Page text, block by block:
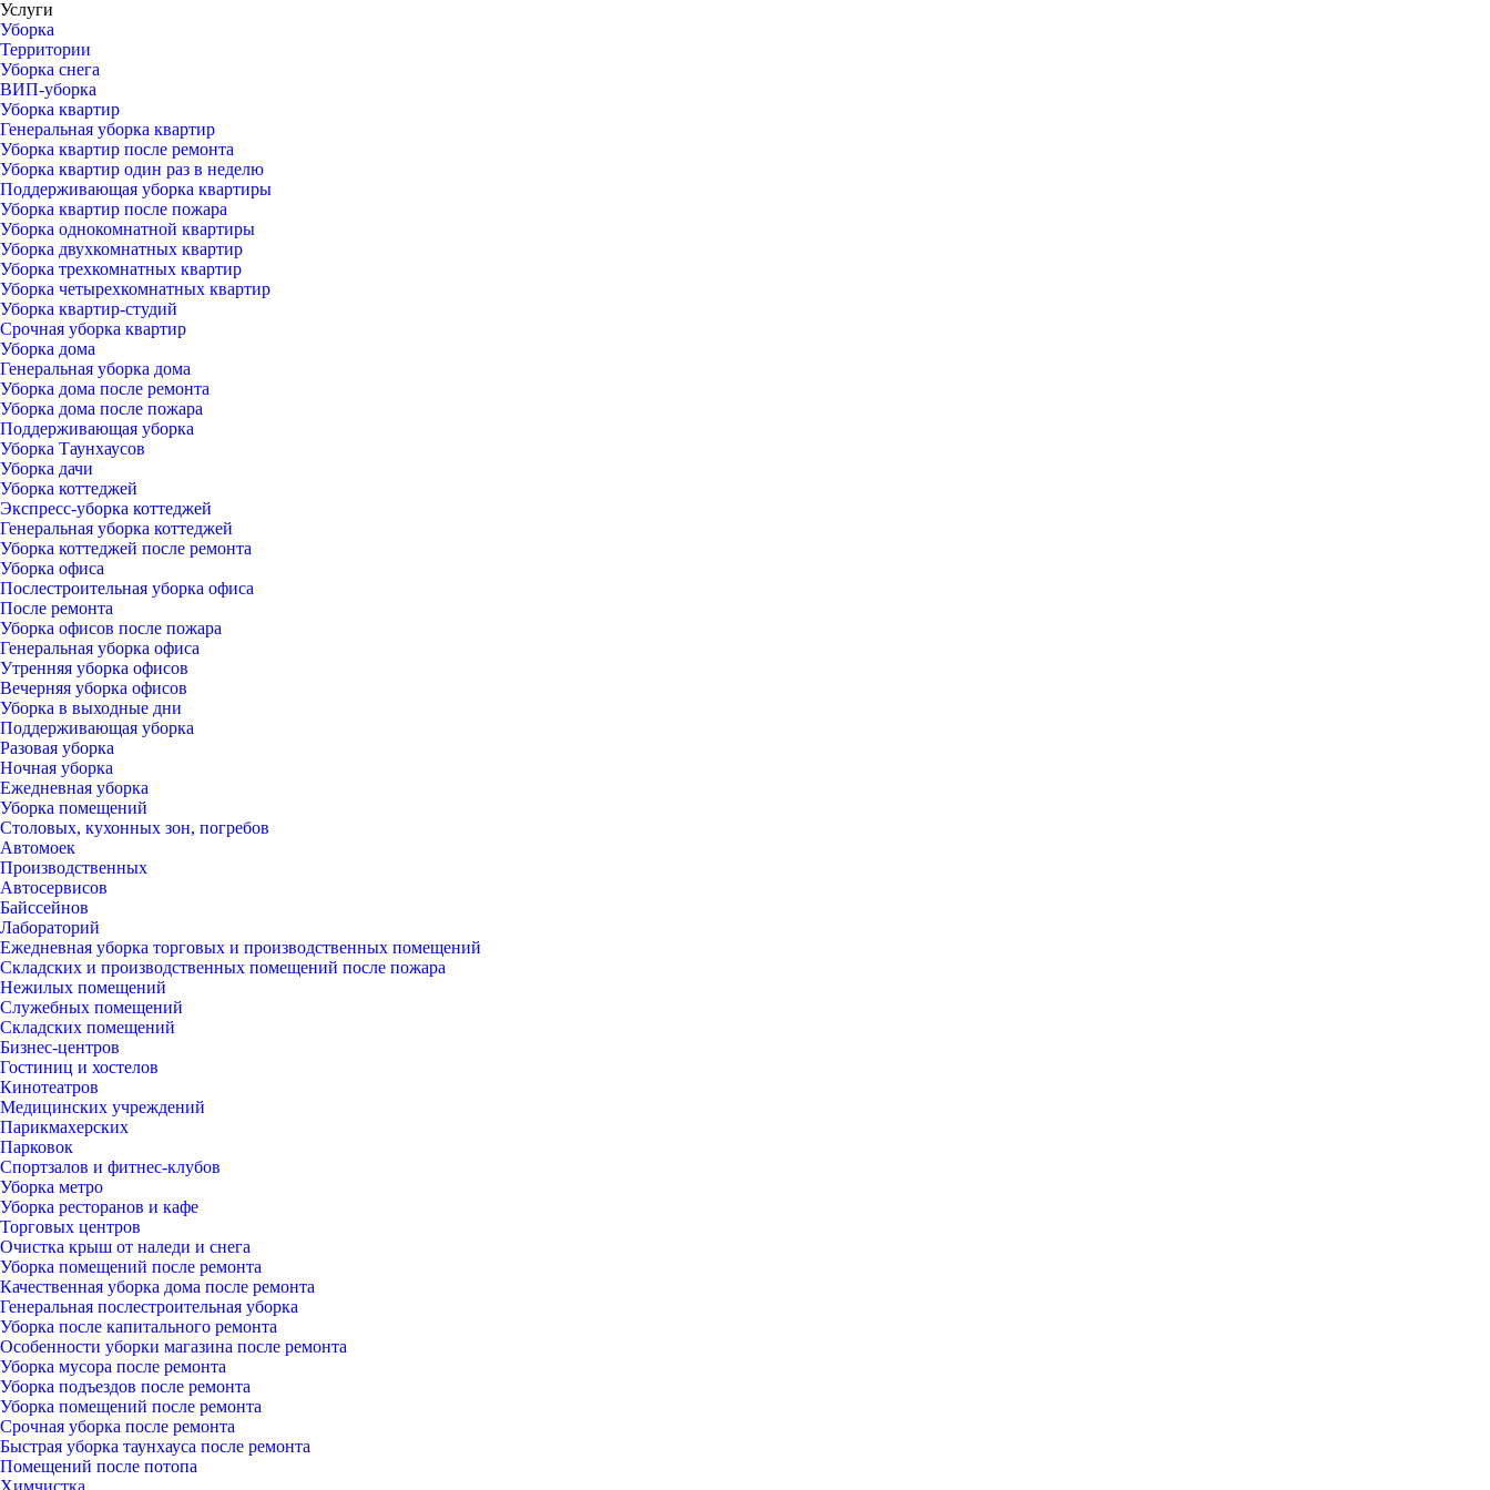
Услуги
Уборка
Территории
Уборка снега
ВИП-уборка
Уборка квартир
Генеральная уборка квартир
Уборка квартир после ремонта
Уборка квартир один раз в неделю
Поддерживающая уборка квартиры
Уборка квартир после пожара
Уборка однокомнатной квартиры
Уборка двухкомнатных квартир
Уборка трехкомнатных квартир
Уборка четырехкомнатных квартир
Уборка квартир-студий
Срочная уборка квартир
Уборка дома
Генеральная уборка дома
Уборка дома после ремонта
Уборка дома после пожара
Поддерживающая уборка
Уборка Таунхаусов
Уборка дачи
Уборка коттеджей
Экспресс-уборка коттеджей
Генеральная уборка коттеджей
Уборка коттеджей после ремонта
Уборка офиса
Послестроительная уборка офиса
После ремонта
Уборка офисов после пожара
Генеральная уборка офиса
Утренняя уборка офисов
Вечерняя уборка офисов
Уборка в выходные дни
Поддерживающая уборка
Разовая уборка
Ночная уборка
Ежедневная уборка
Уборка помещений
Столовых, кухонных зон, погребов
Автомоек
Производственных
Автосервисов
Байссейнов
Лабораторий
Ежедневная уборка торговых и производственных помещений
Складских и производственных помещений после пожара
Нежилых помещений
Служебных помещений
Складских помещений
Бизнес-центров
Гостиниц и хостелов
Кинотеатров
Медицинских учреждений
Парикмахерских
Парковок
Спортзалов и фитнес-клубов
Уборка метро
Уборка ресторанов и кафе
Торговых центров
Очистка крыш от наледи и снега
Уборка помещений после ремонта
Качественная уборка дома после ремонта
Генеральная послестроительная уборка
Уборка после капитального ремонта
Особенности уборки магазина после ремонта
Уборка мусора после ремонта
Уборка подъездов после ремонта
Уборка помещений после ремонта
Срочная уборка после ремонта
Быстрая уборка таунхауса после ремонта
Помещений после потопа
Химчистка